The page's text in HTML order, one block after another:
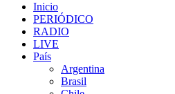
Inicio
PERIÓDICO
RADIO
LIVE
País
Argentina
Brasil